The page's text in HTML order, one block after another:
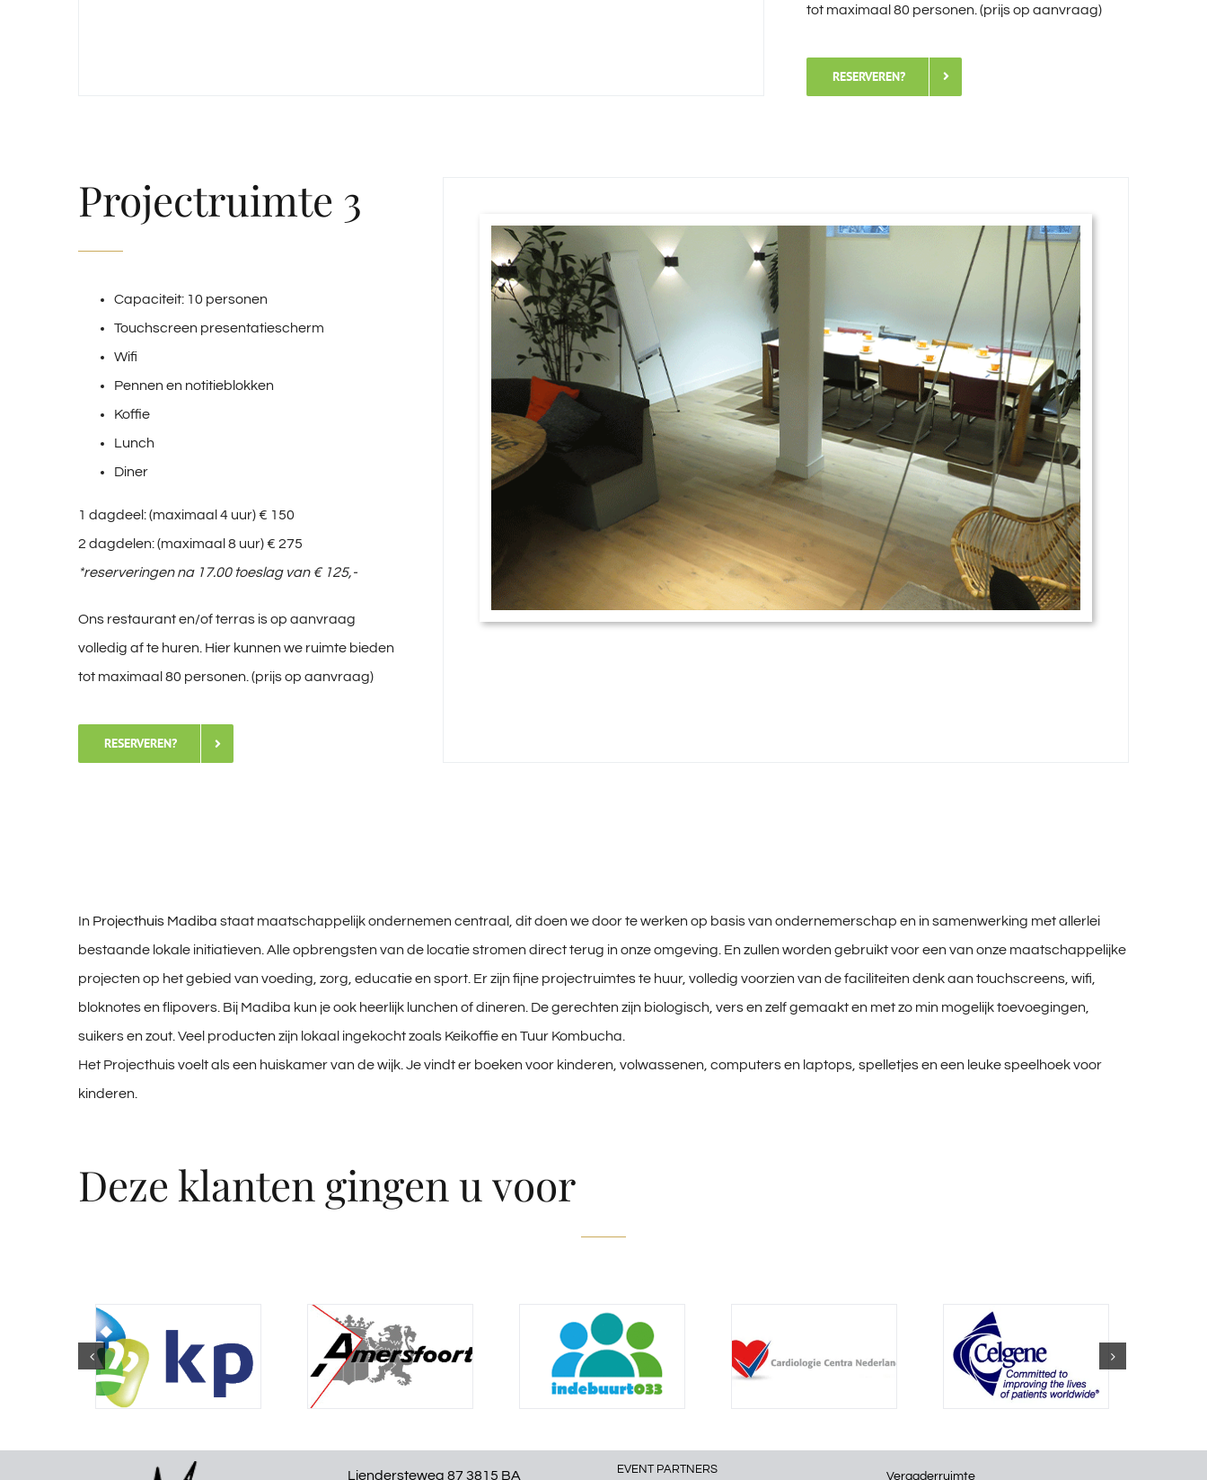
tot maximaal 80 personen. (prijs op aanvraag)
RESERVEREN?
Projectruimte 3
Capaciteit: 10 personen
Touchscreen presentatiescherm
Wifi
Pennen en notitieblokken
Koffie
Lunch
Diner
1 dagdeel: (maximaal 4 uur) € 150
2 dagdelen: (maximaal 8 uur) € 275
*reserveringen na 17.00 toeslag van € 125,-
Ons restaurant en/of terras is op aanvraag
volledig af te huren. Hier kunnen we ruimte bieden
tot maximaal 80 personen. (prijs op aanvraag)
RESERVEREN?
In Projecthuis Madiba staat maatschappelijk ondernemen centraal, dit doen we door te werken op basis van ondernemerschap en in samenwerking met allerlei
bestaande lokale initiatieven. Alle opbrengsten van de locatie stromen direct terug in onze omgeving. En zullen worden gebruikt voor een van onze maatschappelijke
projecten op het gebied van voeding, zorg, educatie en sport. Er zijn fijne projectruimtes te huur, volledig voorzien van de faciliteiten denk aan touchscreens, wifi,
bloknotes en flipovers. Bij Madiba kun je ook heerlijk lunchen of dineren. De gerechten zijn biologisch, vers en zelf gemaakt en met zo min mogelijk toevoegingen,
suikers en zout. Veel producten zijn lokaal ingekocht zoals Keikoffie en Tuur Kombucha.
Het Projecthuis voelt als een huiskamer van de wijk. Je vindt er boeken voor kinderen, volwassenen, computers en laptops, spelletjes en een leuke speelhoek voor
kinderen.
Deze klanten gingen u voor
Liendersteweg 87 3815 BA EVENT PARTNERS
Vergaderruimte